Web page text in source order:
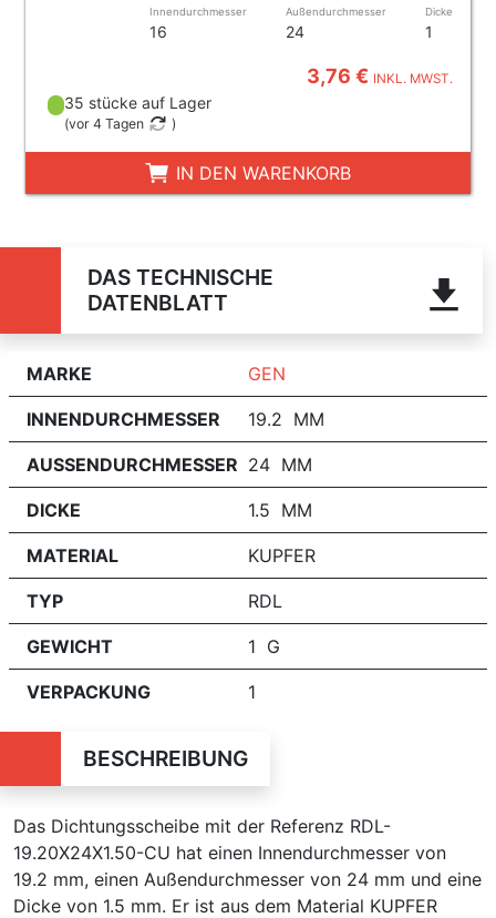
Innendurchmesser
16
Außendurchmesser
24
Dicke
1
3,76 € INKL. MWST.
35 stücke auf Lager
(vor 4 Tagen )
IN DEN WARENKORB
DAS TECHNISCHE
DATENBLATT
MARKE GEN
INNENDURCHMESSER 19.2 MM
AUSSENDURCHMESSER 24 MM
DICKE 1.5 MM
MATERIAL KUPFER
TYP RDL
GEWICHT 1 G
VERPACKUNG 1
BESCHREIBUNG
Das Dichtungsscheibe mit der Referenz RDL-
19.20X24X1.50-CU hat einen Innendurchmesser von
19.2 mm, einen Außendurchmesser von 24 mm und eine
Dicke von 1.5 mm. Er ist aus dem Material KUPFER